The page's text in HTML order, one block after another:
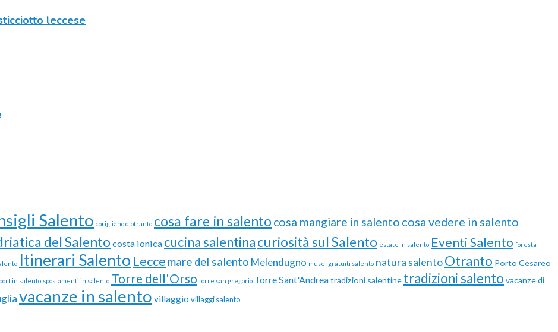
leccese
Salento corigliano d'otranto cosa fare in salentocosa mangiare in salento cosa vedere in salento
del Salento costa ionica cucina salentinacuriosità sul Salento estate in salento Eventi Salento foresta
Itinerari Salento Lecce mare del salento Melendugno musei gratuiti salento natura salentoOtranto Porto Cesareo
in salento spostamenti in salento Torre dell'Orso torre san gregorio Torre Sant'Andreatradizioni salentine tradizioni salento vacanze di
vacanze in salento villaggio villaggi salento